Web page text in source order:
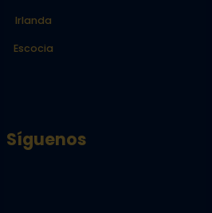
Irlanda
Escocia